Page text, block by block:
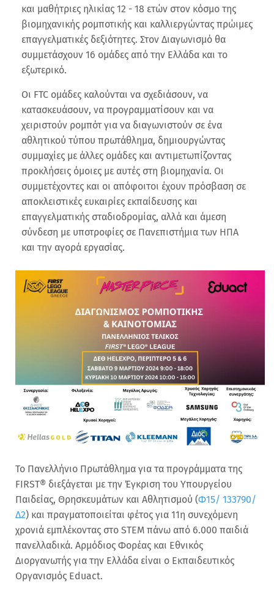
και μαθήτριες ηλικίας 12 - 18 ετών στον κόσμο της
βιομηχανικής ρομποτικής και καλλιεργώντας πρώιμες
επαγγελματικές δεξιότητες. Στον Διαγωνισμό θα
συμμετάσχουν 16 ομάδες από την Ελλάδα και το
εξωτερικό.
Οι FTC ομάδες καλούνται να σχεδιάσουν, να
κατασκευάσουν, να προγραμματίσουν και να
χειριστούν ρομπότ για να διαγωνιστούν σε ένα
αθλητικού τύπου πρωτάθλημα, δημιουργώντας
συμμαχίες με άλλες ομάδες και αντιμετωπίζοντας
προκλήσεις όμοιες με αυτές στη βιομηχανία. Οι
συμμετέχοντες και οι απόφοιτοι έχουν πρόσβαση σε
αποκλειστικές ευκαιρίες εκπαίδευσης και
επαγγελματικής σταδιοδρομίας, αλλά και άμεση
σύνδεση με υποτροφίες σε Πανεπιστήμια των ΗΠΑ
και την αγορά εργασίας.
Το Πανελλήνιο Πρωτάθλημα για τα προγράμματα της
FIRST® διεξάγεται με την Έγκριση του Υπουργείου
Παιδείας, Θρησκευμάτων και Αθλητισμού (Φ15/ 133790/
Δ2) και πραγματοποιείται φέτος για 11η συνεχόμενη
χρονιά εμπλέκοντας στο STEM πάνω από 6.000 παιδιά
πανελλαδικά. Αρμόδιος Φορέας και Εθνικός
Διοργανωτής για την Ελλάδα είναι ο Εκπαιδευτικός
Οργανισμός Eduact.